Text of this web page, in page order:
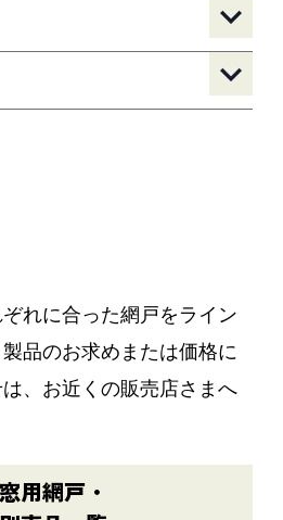
れに合った網戸をライン
品のお求めまたは価格に
、お近くの販売店さまへ
窓用網戸・